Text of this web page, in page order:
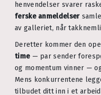
henvendelser svarer
ferske anmeldelser
av galleriet, når
Deretter kommer den
time— par sender
og momentum vinner —
Mens konkurrentene
tilbudet ditt inn i et